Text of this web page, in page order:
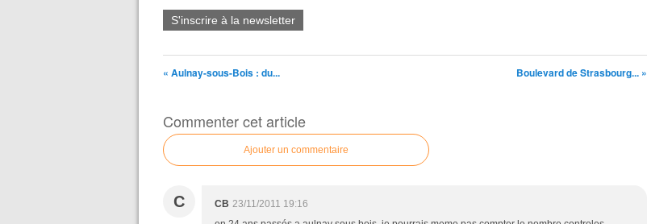
S'inscrire à la newsletter
« Aulnay-sous-Bois : du... Boulevard de Strasbourg... »
Commenter cet article
Ajouter un commentaire
C CB 23/11/2011 19:16